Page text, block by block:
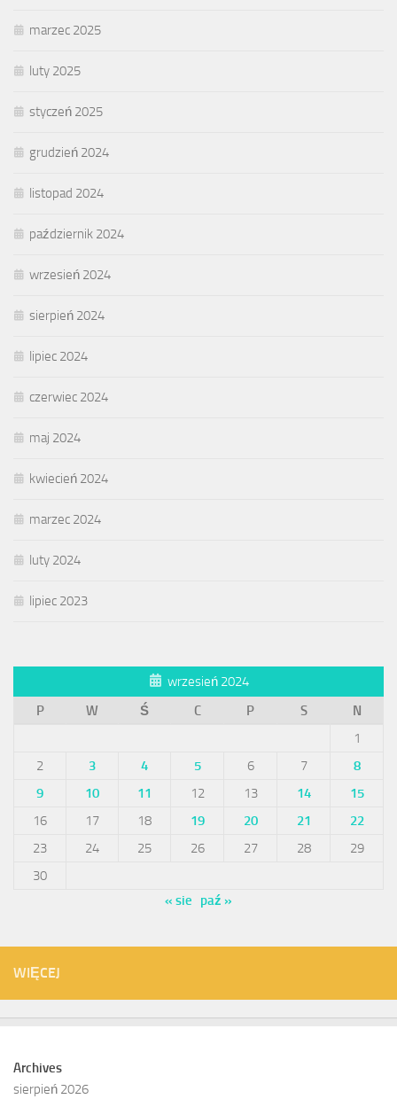
marzec 2025
luty 2025
styczeń 2025
grudzień 2024
listopad 2024
październik 2024
wrzesień 2024
sierpień 2024
lipiec 2024
czerwiec 2024
maj 2024
kwiecień 2024
marzec 2024
luty 2024
lipiec 2023
wrzesień 2024
P
W Ś C P S
N
1
2
3 4 5 6 7
8
9
10 11 12 13 14
15
16
17 18 19 20 21
22
23
24 25 26 27 28
29
30
« sie
paź »
WIĘCEJ
Archives
sierpień 2026